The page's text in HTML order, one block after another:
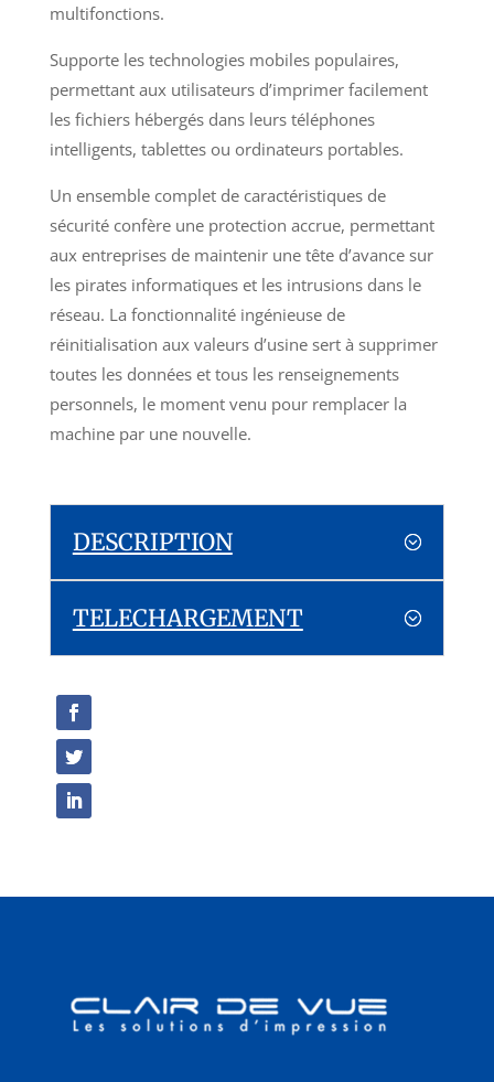
multifonctions.
Supporte les technologies mobiles populaires,
permettant aux utilisateurs d’imprimer facilement
les fichiers hébergés dans leurs téléphones
intelligents, tablettes ou ordinateurs portables.
Un ensemble complet de caractéristiques de
sécurité confère une protection accrue, permettant
aux entreprises de maintenir une tête d’avance sur
les pirates informatiques et les intrusions dans le
réseau. La fonctionnalité ingénieuse de
réinitialisation aux valeurs d’usine sert à supprimer
toutes les données et tous les renseignements
personnels, le moment venu pour remplacer la
machine par une nouvelle.
DESCRIPTION
TELECHARGEMENT